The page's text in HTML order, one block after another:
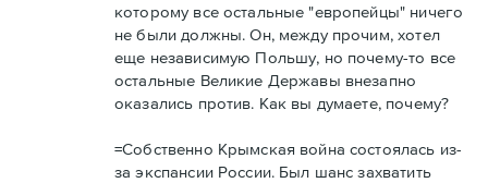
которому все остальные "европейцы" ничего
не были должны. Он, между прочим, хотел
еще независимую Польшу, но почему-то все
остальные Великие Державы внезапно
оказались против. Как вы думаете, почему?
=Собственно Крымская война состоялась из-
за экспансии России. Был шанс захватить